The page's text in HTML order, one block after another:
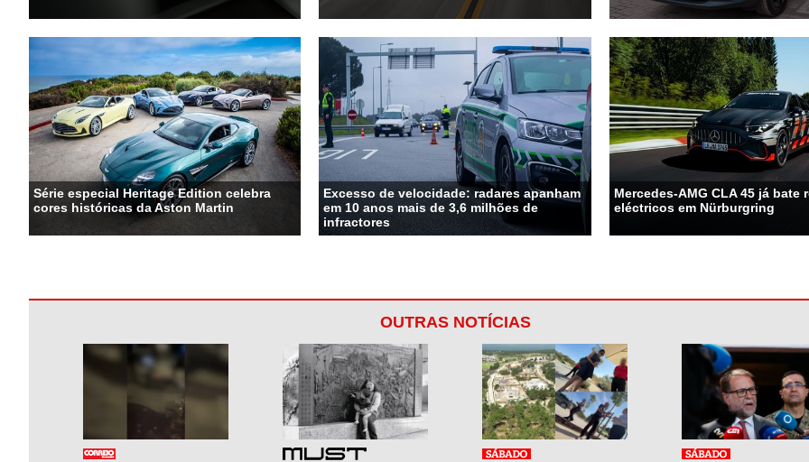
Série especial Heritage Edition celebra
cores históricas da Aston Martin
Excesso de velocidade: radares apanham
em 10 anos mais de 3,6 milhões de
infractores
Mercedes-AMG CLA 45 já bate
eléctricos em Nürburgring
OUTRAS NOTÍCIAS